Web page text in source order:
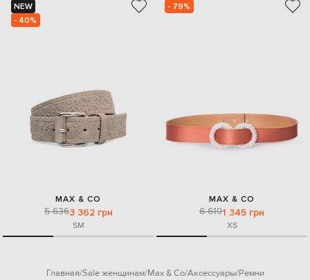
NEW
- 40%
MAX & CO
5 6363 362 грн
SM
- 79%
MAX & CO
6 6191 345 грн
XS
Главная Sale женщинам Max & Co Аксессуары Ремни